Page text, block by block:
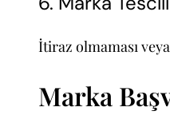
İtiraz olmaması
Marka